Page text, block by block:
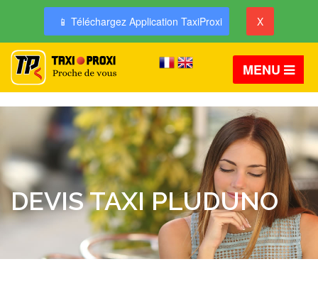
📱 Téléchargez Application TaxiProxi X
MENU
DEVIS TAXI PLUDUNO